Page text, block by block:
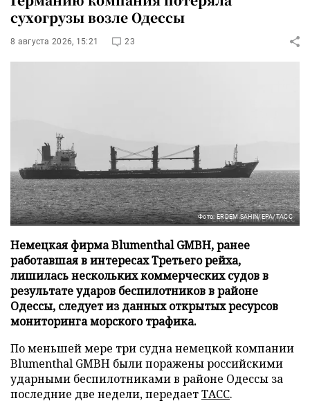
сухогрузы возле Одессы
8 августа 2026, 15:21 23
Фото: ERDEM SAHIN/EPA/ТАСС
Немецкая фирма Blumenthal GMBH, ранее
работавшая в интересах Третьего рейха,
лишилась нескольких коммерческих судов в
результате ударов беспилотников в районе
Одессы, следует из данных открытых ресурсов
мониторинга морского трафика.
По меньшей мере три судна немецкой компании
Blumenthal GMBH были поражены российскими
ударными беспилотниками в районе Одессы за
последние две недели, передаетТАСС.